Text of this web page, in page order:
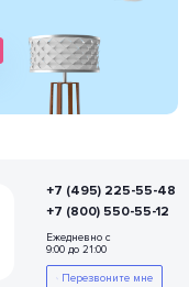
+7 (495) 225-55-48
+7 (800) 550-55-12
Ежедневно с
9:00 до 21:00
Перезвоните мне